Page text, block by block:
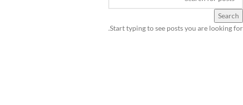
Search
Start typing to see posts you are looking for.